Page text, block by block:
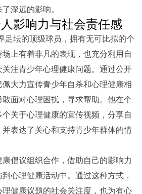
深远的影响。
影响力与社会责任感
足坛的顶级球员，拥有无可比拟的个
场上有着非凡的表现，也充分利用自
注青少年心理健康问题。通过公开
大力宣传青少年自杀和心理健康相
面对心理困扰，寻求帮助。他在个
个关于心理健康的宣传视频，分享自
表达了关心和支持青少年群体的情
倡议组织合作，借助自己的影响力
心理健康活动中。通过这种方式，
健康议题的社会关注度，也为有心